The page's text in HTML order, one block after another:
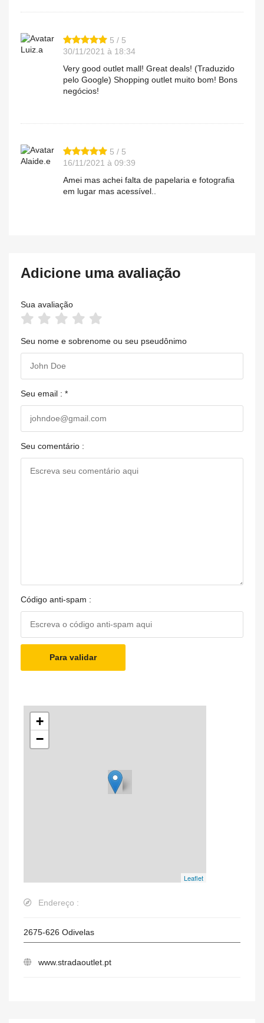
Luiz.a
5 / 5
30/11/2021 à 18:34
Very good outlet mall! Great deals! (Traduzido
pelo Google) Shopping outlet muito bom! Bons
negócios!
Alaide.e
5 / 5
16/11/2021 à 09:39
Amei mas achei falta de papelaria e fotografia
em lugar mas acessível..
Adicione uma avaliação
Sua avaliação
Seu nome e sobrenome ou seu pseudônimo
Seu email : *
Seu comentário :
Código anti-spam :
Para validar
+
−
Leaflet
Endereço :
2675-626 Odivelas
www.stradaoutlet.pt